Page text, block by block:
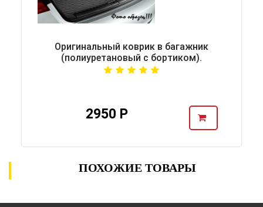
Оригинальный коврик в багажник
(полиуретановый с бортиком).
2950 Р
ПОХОЖИЕ ТОВАРЫ